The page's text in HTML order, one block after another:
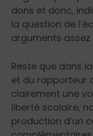
dons et donc,
la question de
arguments
Reste que dans
et du rapporteur
clairement une
liberté scolaire,
production d’un